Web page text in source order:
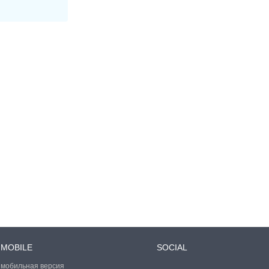
MOBILE
мобильная версия
SOCIAL